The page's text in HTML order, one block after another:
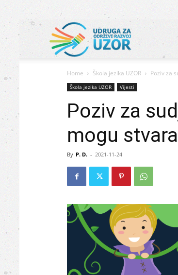
za
održivi
Busovača
Home Škola jezika UZOR Poziv za
Škola jezika UZOR Vijesti
Poziv za
mogu
By P. D. - 2021-11-24